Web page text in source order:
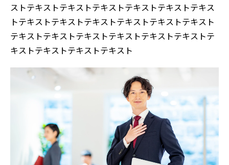
ストテキストテキストテキストテキストテキストテキス
トテキストテキストテキストテキストテキストテキスト
テキストテキストテキストテキストテキストテキストテ
キストテキストテキストテキスト